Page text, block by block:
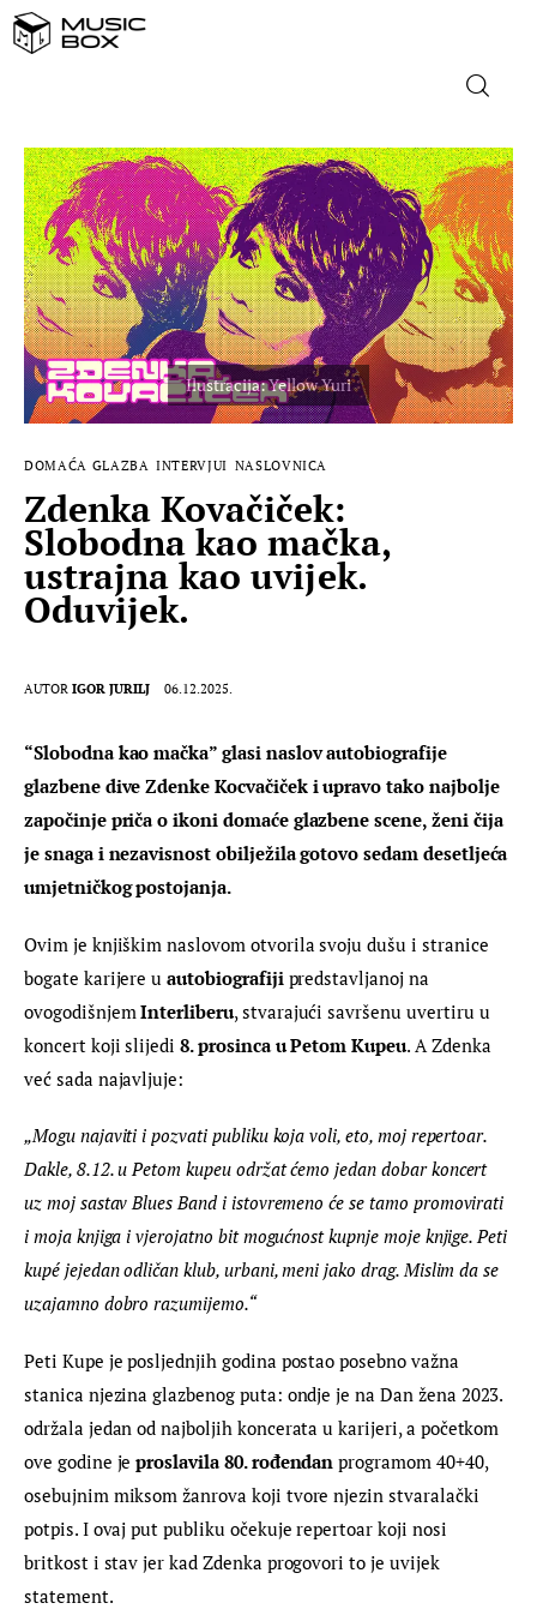
NASLOVNICA
DOMAĆA GLAZBA
STRANA GLAZBA
FILM
MUSIC BOX
DOMAĆA GLAZBA INTERVJUI NASLOVNICA
Zdenka Kovačiček:
Slobodna kao mačka,
ustrajna kao uvijek.
Oduvijek.
AUTOR IGOR JURILJ 06.12.2025.
“Slobodna kao mačka” glasi naslov autobiografije
glazbene dive Zdenke Kocvačiček i upravo tako najbolje
započinje priča o ikoni domaće glazbene scene, ženi čija
je snaga i nezavisnost obilježila gotovo sedam desetljeća
umjetničkog postojanja.
Ovim je knjiškim naslovom otvorila svoju dušu i stranice
bogate karijere u autobiografiji predstavljanoj na
ovogodišnjem Interliberu, stvarajući savršenu uvertiru u
koncert koji slijedi 8. prosinca u Petom Kupeu. A Zdenka
već sada najavljuje:
„Mogu najaviti i pozvati publiku koja voli, eto, moj repertoar.
Dakle, 8.12. u Petom kupeu održat ćemo jedan dobar koncert
uz moj sastav Blues Band i istovremeno će se tamo promovirati
i moja knjiga i vjerojatno bit mogućnost kupnje moje knjige. Peti
kupé jejedan odličan klub, urbani, meni jako drag. Mislim da se
uzajamno dobro razumijemo.“
Peti Kupe je posljednjih godina postao posebno važna
stanica njezina glazbenog puta: ondje je na Dan žena 2023.
održala jedan od najboljih koncerata u karijeri, a početkom
ove godine je proslavila 80. rođendan programom 40+40,
osebujnim miksom žanrova koji tvore njezin stvaralački
potpis. I ovaj put publiku očekuje repertoar koji nosi
britkost i stav jer kad Zdenka progovori to je uvijek
statement.